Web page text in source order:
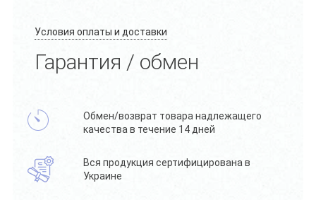
Условия оплаты и доставки
Гарантия / обмен
Обмен/возврат товара надлежащего
качества в течение 14 дней
Вся продукция сертифицирована в
Украине